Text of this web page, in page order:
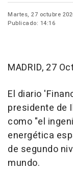
Martes, 27 octubre
Publicado: 14:16
MADRID, 27
El diario
presidente de
como "el
energética
de segundo
mundo.